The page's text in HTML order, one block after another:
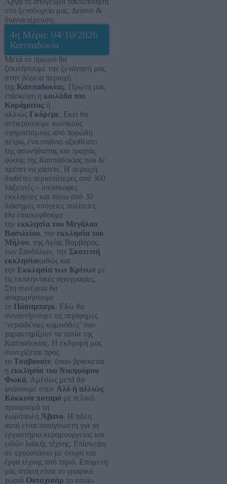
στο ξενοδοχείο μας. Δείπνο &
διανυκτέρευση.
4η Μέρα: 04/10/2026
Καππαδοκία
Μετά το πρωινό θα
ξεκινήσουμε την ξενάγησή μας
στην βόρεια περιοχή
της Καππαδοκίας. Πρώτη μας
επίσκεψη η κοιλάδα του
Κοράματοςή
αλλιώς Γκόρεμε. Εκεί θα
αντικρύσουμε κωνικούς
σχηματισμούς από πορώδη
πέτρα, ένα σπάνιο αξιοθέατο
της ασυνήθιστης και τραχιάς
φύσης της Καππαδοκίας που δε
πρέπει να χάσετε. Η περιοχή
διαθέτει περισσότερες από 360
λαξευτές – υπόσκαφες
εκκλησίες και πάνω από 30
διάσημες υπόγειες πολιτείες.
Θα επισκεφθούμε
την εκκλησία του Μεγάλου
Βασιλείου, την εκκλησία του
Μήλου, της Αγίας Βαρβάρας,
των Σανδάλων, την Σκοτεινή
εκκλησίακαθώς και
την Εκκλησία των Κρίνωνμε
τις εκπληκτικές αγιογραφίες.
Στη συνέχεια θα
αναχωρήσουμε
το Πάσαμπαγκ. Εδώ θα
συναντήσουμε τις περίφημες
‘νεραιδένιες καμινάδες’ που
χαρακτηρίζουν τα τοπία της
Καππαδοκίας. Η εκδρομή μας
συνεχίζεται προς
το Τσαβουσίν, όπου βρίσκεται
η εκκλησία του Νικηφόρου
Φωκά. Αμέσως μετά θα
φτάσουμε στον Αλύ ή αλλιώς
Κόκκινο ποταμό με τελικό
προορισμό τη
κωμόπολη Άβανο. Η πόλη
αυτή είναι πασίγνωστη για τα
εργαστήρια κεραμουργείας και
ειδών λαϊκής τέχνης. Επίσκεψη
σε εργοστάσιο με όνυχα και
έργα τέχνης από πηλό. Επόμενη
μας στάση είναι το γραφικό
χωριό Ουτσχισάρ το οποίο